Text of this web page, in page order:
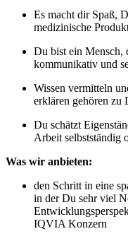
Es macht dir Spaß,
medizinische
Du bist ein Mensch,
kommunikativ und
Wissen vermitteln
erklären gehören zu
Du schätzt
Arbeit selbstständig
Was wir anbieten:
den Schritt in eine
in der Du sehr viel
IQVIA Konzern